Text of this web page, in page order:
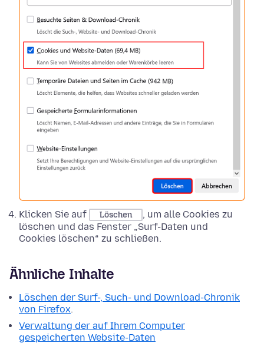
Klicken Sie auf Löschen
, um alle Cookies zu
löschen und das Fenster „Surf-Daten und
Cookies löschen“ zu schließen.
Ähnliche Inhalte
Löschen der Surf-, Such- und Download-Chronik
von Firefox.
Verwaltung der auf Ihrem Computer
gespeicherten Website-Daten